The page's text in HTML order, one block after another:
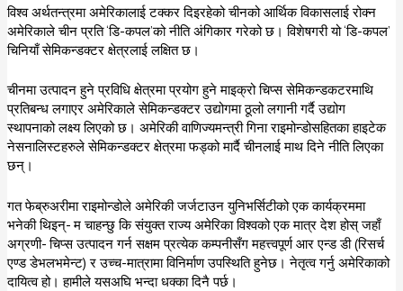
विश्व अर्थतन्त्रमा अमेरिकालाई टक्कर दिइरहेको चीनको आर्थिक विकासलाई रोक्न
अमेरिकाले चीन प्रति ‘डि-कपल’को नीति अंगिकार गरेको छ। विशेषगरी यो ‘डि-कपल’
चिनियाँ सेमिकन्डक्टर क्षेत्रलाई लक्षित छ।
चीनमा उत्पादन हुने प्रविधि क्षेत्रमा प्रयोग हुने माइक्रो चिप्स सेमिकन्डकटरमाथि
प्रतिबन्ध लगाएर अमेरिकाले सेमिकन्डक्टर उद्योगमा ठूलो लगानी गर्दै उद्योग
स्थापनाको लक्ष्य लिएको छ। अमेरिकी वाणिज्यमन्त्री गिना राइमोन्डोसहितका हाइटेक
नेसनालिस्टहरुले सेमिकन्डक्टर क्षेत्रमा फड्को मार्दै चीनलाई माथ दिने नीति लिएका
छन्।
गत फेब्रुअरीमा राइमोन्डोले अमेरिकी जर्जटाउन युनिभर्सिटीको एक कार्यक्रममा
भनेकी थिइन्- म चाहन्छु कि संयुक्त राज्य अमेरिका विश्वको एक मात्र देश होस् जहाँ
अग्रणी- चिप्स उत्पादन गर्न सक्षम प्रत्येक कम्पनीसँग महत्त्वपूर्ण आर एन्ड डी (रिसर्च
एण्ड डेभलभमेन्ट) र उच्च-मात्रामा विनिर्माण उपस्थिति हुनेछ। नेतृत्व गर्नु अमेरिकाको
दायित्व हो। हामीले यसअघि भन्दा धक्का दिनै पर्छ।